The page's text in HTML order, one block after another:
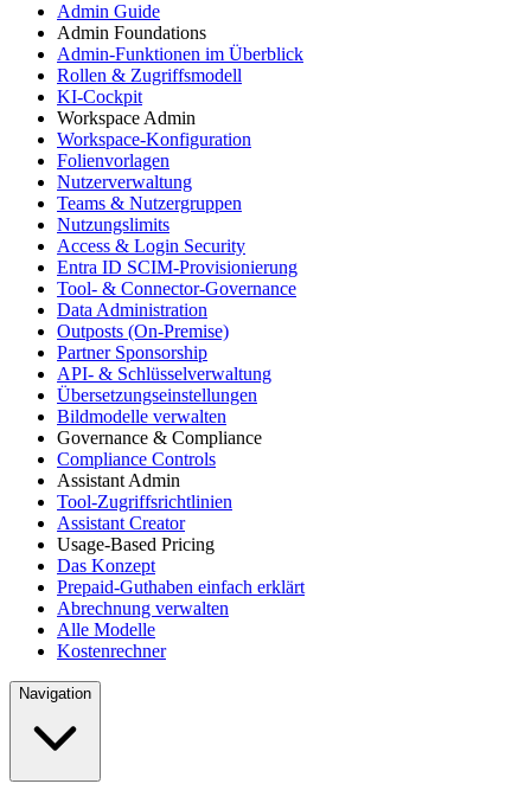
Admin Guide
Admin Foundations
Admin-Funktionen im Überblick
Rollen & Zugriffsmodell
KI-Cockpit
Workspace Admin
Workspace-Konfiguration
Folienvorlagen
Nutzerverwaltung
Teams & Nutzergruppen
Nutzungslimits
Access & Login Security
Entra ID SCIM-Provisionierung
Tool- & Connector-Governance
Data Administration
Outposts (On-Premise)
Partner Sponsorship
API- & Schlüsselverwaltung
Übersetzungseinstellungen
Bildmodelle verwalten
Governance & Compliance
Compliance Controls
Assistant Admin
Tool-Zugriffsrichtlinien
Assistant Creator
Usage-Based Pricing
Das Konzept
Prepaid-Guthaben einfach erklärt
Abrechnung verwalten
Alle Modelle
Kostenrechner
Navigation